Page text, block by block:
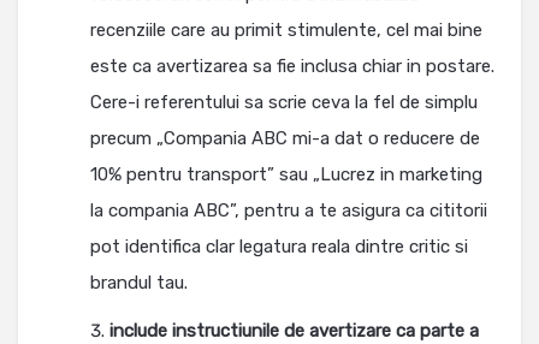
recenziile care au primit stimulente, cel mai bine
este ca avertizarea sa fie inclusa chiar in postare.
Cere-i referentului sa scrie ceva la fel de simplu
precum „Compania ABC mi-a dat o reducere de
10% pentru transport” sau „Lucrez in marketing
la compania ABC”, pentru a te asigura ca cititorii
pot identifica clar legatura reala dintre critic si
brandul tau.
include instructiunile de avertizare ca parte a